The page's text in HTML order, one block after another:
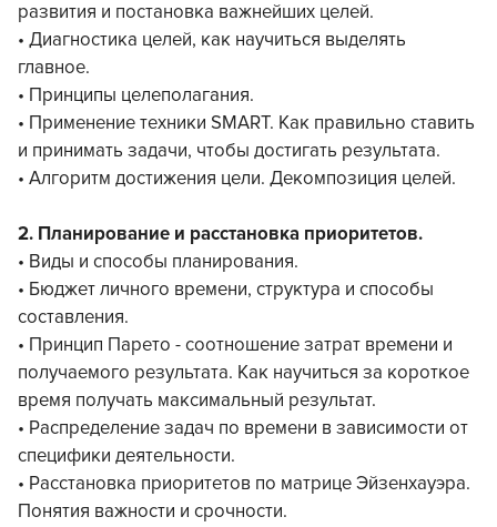
развития и постановка важнейших целей.
• Диагностика целей, как научиться выделять
главное.
• Принципы целеполагания.
• Применение техники SMART. Как правильно ставить
и принимать задачи, чтобы достигать результата.
• Алгоритм достижения цели. Декомпозиция целей.
2. Планирование и расстановка приоритетов.
• Виды и способы планирования.
• Бюджет личного времени, структура и способы
составления.
• Принцип Парето - соотношение затрат времени и
получаемого результата. Как научиться за короткое
время получать максимальный результат.
• Распределение задач по времени в зависимости от
специфики деятельности.
• Расстановка приоритетов по матрице Эйзенхауэра.
Понятия важности и срочности.